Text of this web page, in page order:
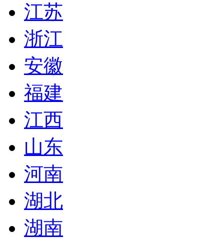
江苏
浙江
安徽
福建
江西
山东
河南
湖北
湖南